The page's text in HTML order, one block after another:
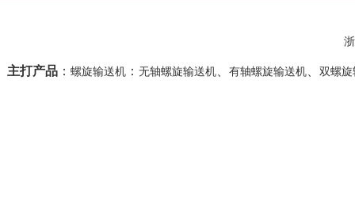
主打产品 ： 螺旋输送机 ： 无轴螺旋输送机 有轴螺旋输送机 双螺